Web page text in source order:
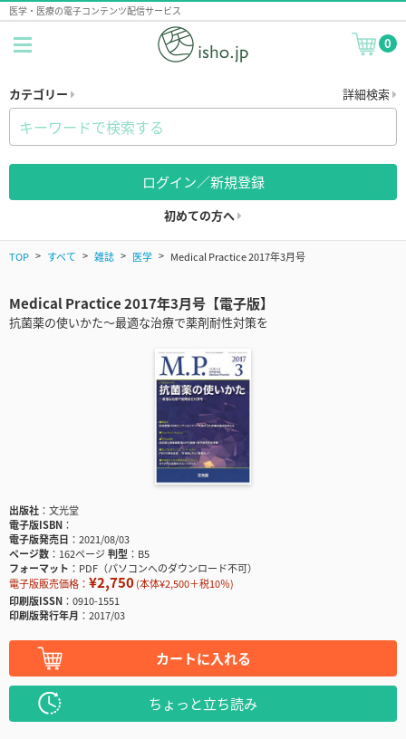
医学・医療の電子コンテンツ配信サービス
0
カテゴリー 詳細検索
ログイン／新規登録
初めての方へ
TOP すべて 雑誌 医学 Medical Practice 2017年3月号
Medical Practice 2017年3月号【電子版】
抗菌薬の使いかた～最適な治療で薬剤耐性対策を
出版社
文光堂
電子版ISBN
電子版発売日
2021/08/03
ページ数
162ページ判型
B5
フォーマット
PDF（パソコンへのダウンロード不可）
電子版販売価格： ¥2,750(本体¥2,500＋税10％)
印刷版ISSN
0910-1551
印刷版発行年月
2017/03
カートに入れる
ちょっと立ち読み